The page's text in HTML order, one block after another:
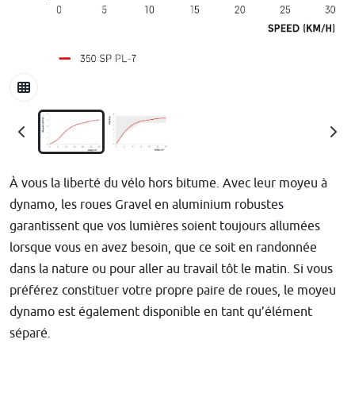
À vous la liberté du vélo hors bitume. Avec leur moyeu à
dynamo, les roues Gravel en aluminium robustes
garantissent que vos lumières soient toujours allumées
lorsque vous en avez besoin, que ce soit en randonnée
dans la nature ou pour aller au travail tôt le matin. Si vous
préférez constituer votre propre paire de roues, le moyeu
dynamo est également disponible en tant qu’élément
séparé.